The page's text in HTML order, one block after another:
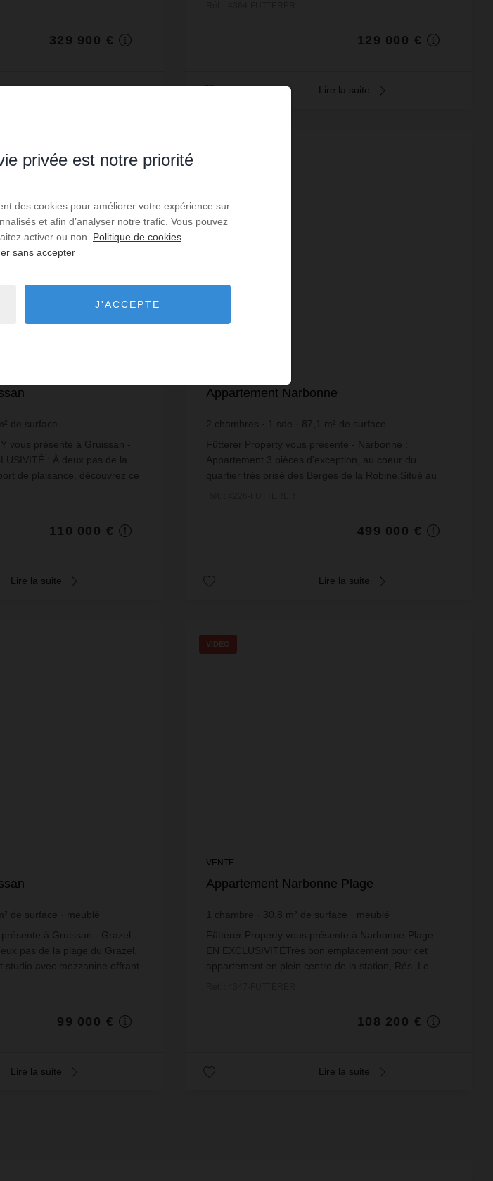
329 900 €
Lire la suite
129 000 €
Lire la suite
de surface
vous présente à Gruissan -
: À deux pas de la
de plaisance, découvrez ce
110 000 €
Lire la suite
Appartement Narbonne
2 chambres sde 87,1 m² de surface
5 729,05 €
Fütterer Property vous présente - Narbonne :
Appartement 3 pièces d'exception, au coeur du
quartier très prisé des Berges de la Robine.Situé au
499 000 €
Lire la suite
de surface
meublé
à Gruissan - Grazel -
pas de la plage du Grazel,
studio avec mezzanine offrant
99 000 €
Lire la suite
VIDÉO
VENTE
Appartement Narbonne Plage
chambre 30,8 m² de surface
meublé
3 512,99 €
Fütterer Property vous présente à Narbonne-Plage:
EN EXCLUSIVITÉTrès bon emplacement pour cet
appartement en plein centre de la station, Rés. Le
108 200 €
Lire la suite
privée est notre priorité
des cookies pour améliorer votre expérience sur
et afin d’analyser notre trafic. Vous pouvez
activer ou non. Politique de cookies
sans accepter
J'ACCEPTE